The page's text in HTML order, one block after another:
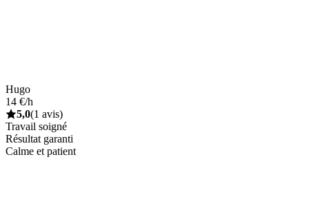
Hugo
14 €/h
5,0(1 avis)
Travail soigné
Résultat garanti
Calme et patient